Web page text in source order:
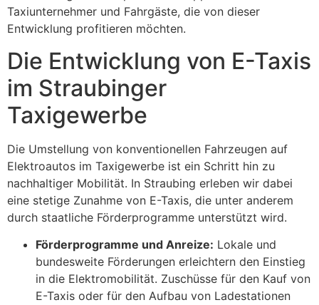
Taxiunternehmer und Fahrgäste, die von dieser
Entwicklung profitieren möchten.
Die Entwicklung von E-Taxis
im Straubinger
Taxigewerbe
Die Umstellung von konventionellen Fahrzeugen auf
Elektroautos im Taxigewerbe ist ein Schritt hin zu
nachhaltiger Mobilität. In Straubing erleben wir dabei
eine stetige Zunahme von E-Taxis, die unter anderem
durch staatliche Förderprogramme unterstützt wird.
Förderprogramme und Anreize: Lokale und
bundesweite Förderungen erleichtern den Einstieg
in die Elektromobilität. Zuschüsse für den Kauf von
E-Taxis oder für den Aufbau von Ladestationen